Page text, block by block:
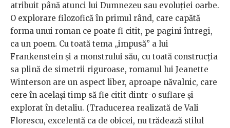
atribuit până atunci lui Dumnezeu sau evoluției oarbe.
O explorare filozofică în primul rând, care capătă
forma unui roman ce poate fi citit, pe pagini întregi,
ca un poem. Cu toată tema „impusă” a lui
Frankenstein și a monstrului său, cu toată construcția
sa plină de simetrii riguroase, romanul lui Jeanette
Winterson are un aspect liber, aproape năvalnic, care
cere în același timp să fie citit dintr-o suflare și
explorat în detaliu. (Traducerea realizată de Vali
Florescu, excelentă ca de obicei, nu trădează stilul